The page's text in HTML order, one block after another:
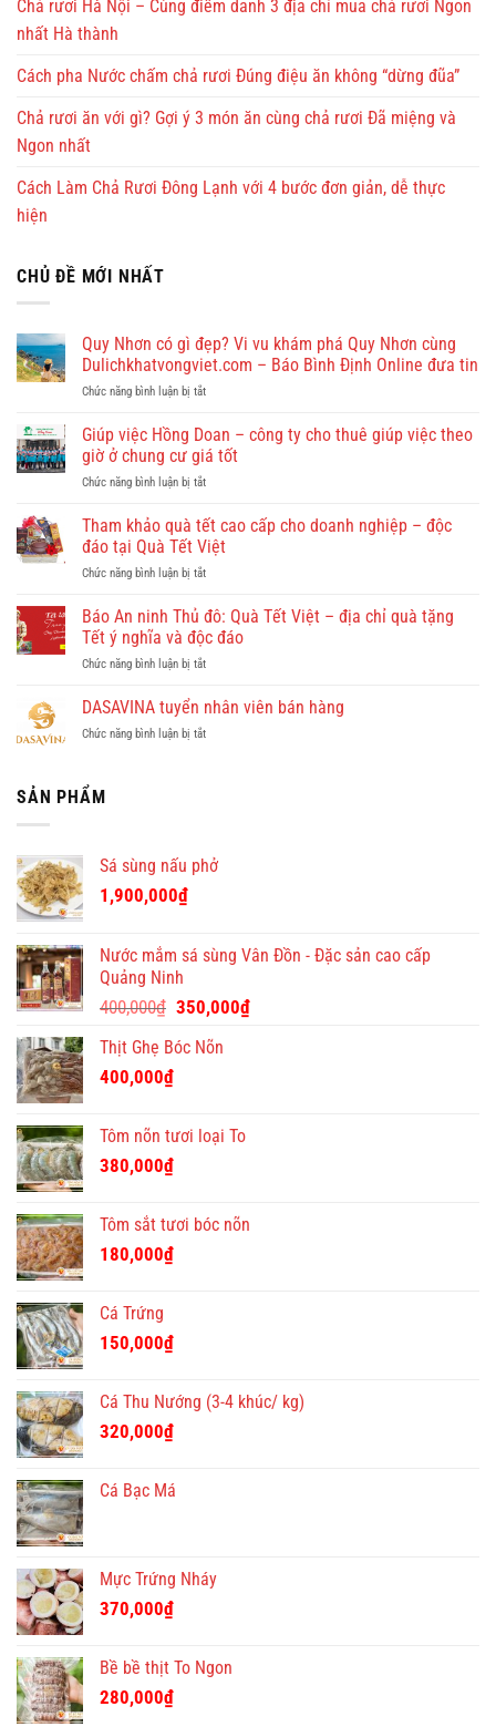
Chả rươi Hà Nội – Cùng điểm danh 3 địa chỉ mua chả rươi Ngon
nhất Hà thành
Cách pha Nước chấm chả rươi Đúng điệu ăn không “dừng đũa”
Chả rươi ăn với gì? Gợi ý 3 món ăn cùng chả rươi Đã miệng và
Ngon nhất
Cách Làm Chả Rươi Đông Lạnh với 4 bước đơn giản, dễ thực
hiện
CHỦ ĐỀ MỚI NHẤT
Quy Nhơn có gì đẹp? Vi vu khám phá Quy Nhơn cùng
Dulichkhatvongviet.com – Báo Bình Định Online đưa tin
Chức năng bình luận bị tắtở
Nhơn
có
gì
đẹp?
vu
khám
phá
Quy
cùng
Dulichkhatvongviet.com
Định
Online
Giúp việc Hồng Doan – công ty cho thuê giúp việc theo
giờ ở chung cư giá tốt
Chức năng bình luận bị tắtở
việc
Hồng
Doan
–
ty
cho
giúp
theo
Tham khảo quà tết cao cấp cho doanh nghiệp – độc
đáo tại Quà Tết Việt
Chức năng bình luận bị tắtở
khảo
quà
tết
cao
cho
nghiệp
Tết
Việt
Báo An ninh Thủ đô: Quà Tết Việt – địa chỉ quà tặng
Tết ý nghĩa và độc đáo
Chức năng bình luận bị tắtở
An
Thủ
chỉ
nghĩa
độc
đáo
DASAVINA tuyển nhân viên bán hàng
Chức năng bình luận bị tắtở
SẢN PHẨM
Sá sùng nấu phở
1,900,000₫
Nước mắm sá sùng Vân Đồn - Đặc sản cao cấp
Quảng Ninh
400,000₫ Giá
là:
350,000₫Giá
Thịt Ghẹ Bóc Nõn
400,000₫
Tôm nõn tươi loại To
380,000₫
Tôm sắt tươi bóc nõn
180,000₫
Cá Trứng
150,000₫
Cá Thu Nướng (3-4 khúc/ kg)
320,000₫
Cá Bạc Má
Mực Trứng Nháy
370,000₫
Bề bề thịt To Ngon
280,000₫